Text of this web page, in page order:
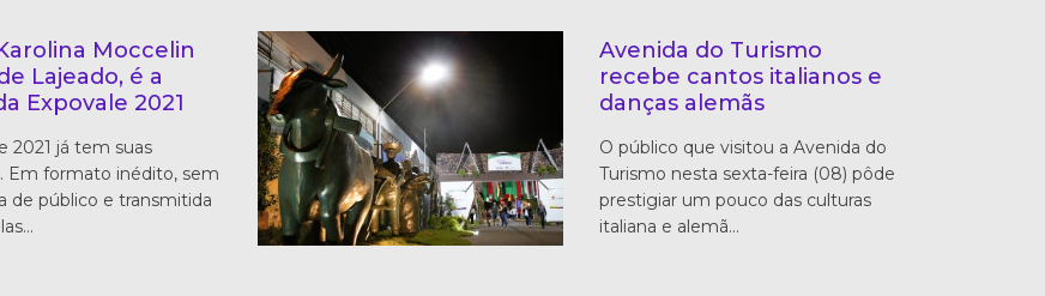
Moccelin
Lajeado, é a
Expovale 2021
2021 já tem suas
Em formato inédito, sem
de público e transmitida
Avenida do Turismo
recebe cantos italianos e
danças alemãs
O público que visitou a Avenida do
Turismo nesta sexta-feira (08) pôde
prestigiar um pouco das culturas
italiana e alemã…